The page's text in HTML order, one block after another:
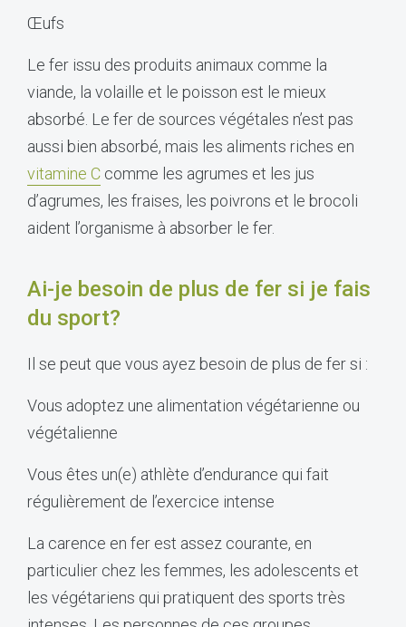
Œufs
Le fer issu des produits animaux comme la
viande, la volaille et le poisson est le mieux
absorbé. Le fer de sources végétales n’est pas
aussi bien absorbé, mais les aliments riches en
vitamine C comme les agrumes et les jus
d’agrumes, les fraises, les poivrons et le brocoli
aident l’organisme à absorber le fer.
Ai-je besoin de plus de fer si je fais
du sport?
Il se peut que vous ayez besoin de plus de fer si :
Vous adoptez une alimentation végétarienne ou
végétalienne
Vous êtes un(e) athlète d’endurance qui fait
régulièrement de l’exercice intense
La carence en fer est assez courante, en
particulier chez les femmes, les adolescents et
les végétariens qui pratiquent des sports très